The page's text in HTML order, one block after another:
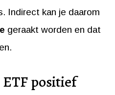
Indirect kan je daarom
geraakt worden en dat
positief